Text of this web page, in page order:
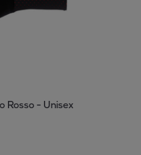
Rosso - Unisex